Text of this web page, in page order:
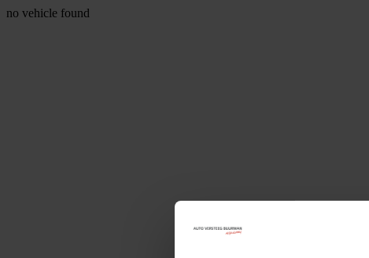
no vehicle found